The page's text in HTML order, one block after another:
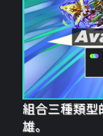
組合三種類型
雄。